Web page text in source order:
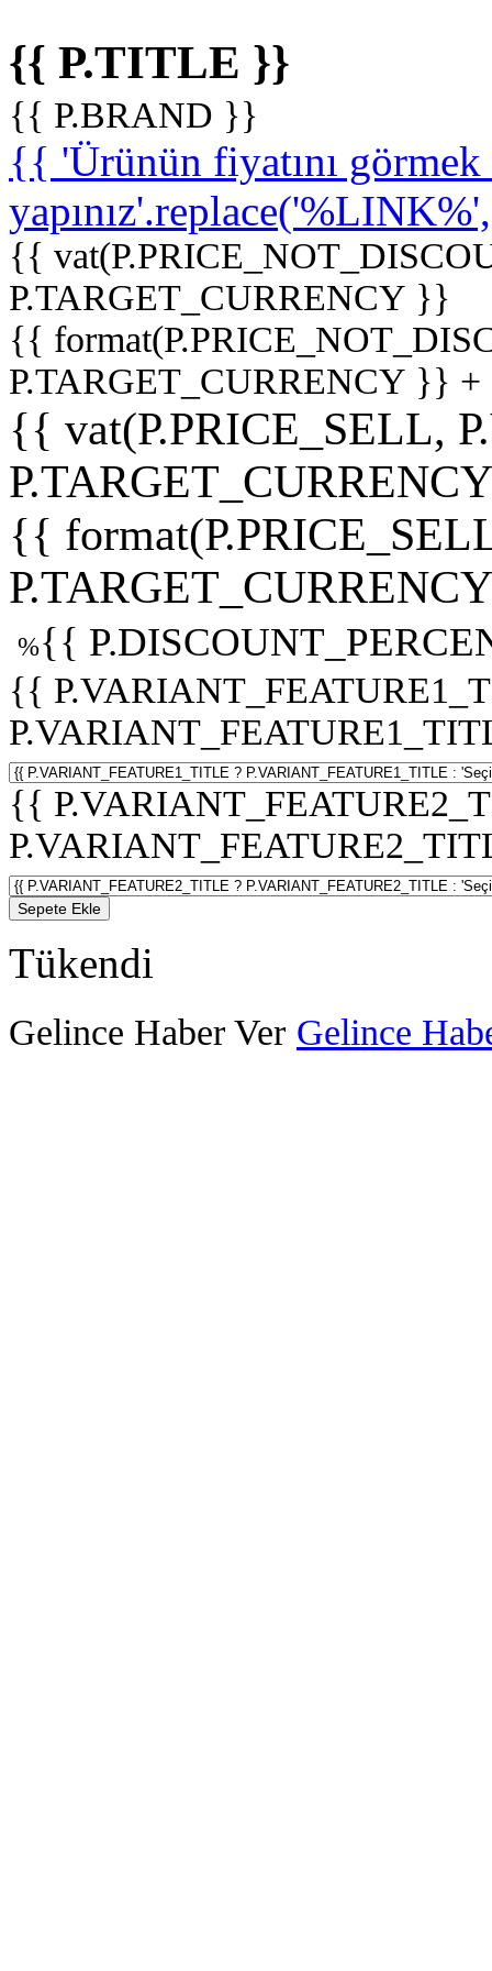
{{ P.TITLE }}
{{ P.BRAND }}
{{ 'Ürünün fiyatını
{{
P.TARGET_CURRENCY }}
{{
P.TARGET_CURRENCY }}
{{ vat(P.PRICE_SELL,
{{
%{{
{{
{{
Sepete Ekle
Tükendi
Gelince Haber Ver Gelince